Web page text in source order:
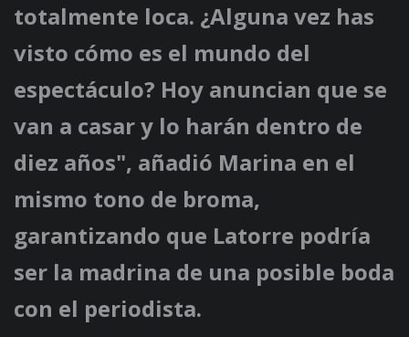
totalmente loca. ¿Alguna vez has
visto cómo es el mundo del
espectáculo? Hoy anuncian que se
van a casar y lo harán dentro de
diez años", añadió Marina en el
mismo tono de broma,
garantizando que Latorre podría
ser la madrina de una posible boda
con el periodista.